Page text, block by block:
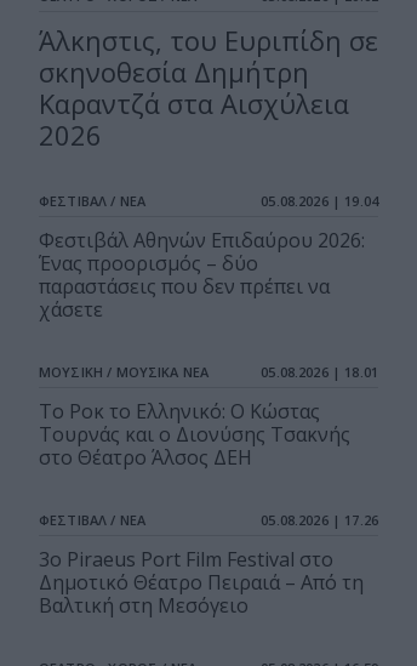
Άλκηστις, του Ευριπίδη σε
σκηνοθεσία Δημήτρη
Καραντζά στα Αισχύλεια
2026
ΦΕΣΤΙΒΑΛ / ΝΕΑ 05.08.2026 | 19.04
Φεστιβάλ Αθηνών Επιδαύρου 2026:
Ένας προορισμός – δύο
παραστάσεις που δεν πρέπει να
χάσετε
ΜΟΥΣΙΚΗ / ΜΟΥΣΙΚΑ ΝΕΑ 05.08.2026 | 18.01
Το Ροκ το Ελληνικό: Ο Κώστας
Τουρνάς και ο Διονύσης Τσακνής
στο Θέατρο Άλσος ΔΕΗ
ΦΕΣΤΙΒΑΛ / ΝΕΑ 05.08.2026 | 17.26
3o Piraeus Port Film Festival στο
Δημοτικό Θέατρο Πειραιά – Από τη
Βαλτική στη Μεσόγειο